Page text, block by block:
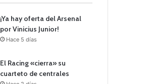
¡Ya hay oferta del Arsenal
por Vinicius Junior!
Hace 5 días
El Racing «cierra» su
cuarteto de centrales